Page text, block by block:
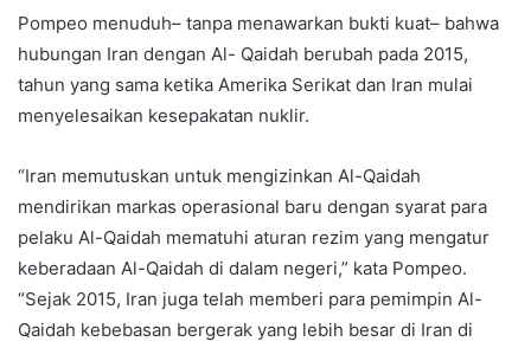
Pompeo menuduh– tanpa menawarkan bukti kuat– bahwa
hubungan Iran dengan Al- Qaidah berubah pada 2015,
tahun yang sama ketika Amerika Serikat dan Iran mulai
menyelesaikan kesepakatan nuklir.
“Iran memutuskan untuk mengizinkan Al-Qaidah
mendirikan markas operasional baru dengan syarat para
pelaku Al-Qaidah mematuhi aturan rezim yang mengatur
keberadaan Al-Qaidah di dalam negeri,” kata Pompeo.
“Sejak 2015, Iran juga telah memberi para pemimpin Al-
Qaidah kebebasan bergerak yang lebih besar di Iran di